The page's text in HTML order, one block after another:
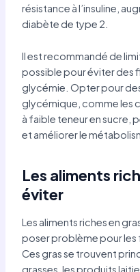
résistance à l’insuline,
diabète de type 2.
Il est recommandé de
possible pour éviter des
glycémie. Opter pour
glycémique, comme les
à faible teneur en sucre,
et améliorer le
Les aliments
éviter
Les aliments riches en
poser problème pour les
Ces gras se trouvent
grasses, les produits